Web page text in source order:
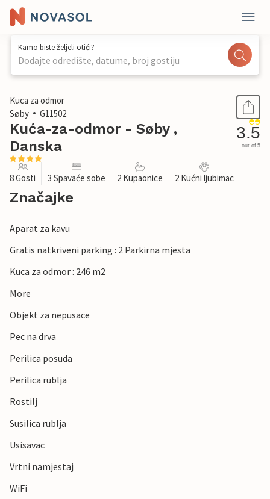
Kamo biste željeli otići?
Dodajte odredište, datume, broj gostiju
1 / 22
Kuca za odmor
Søby
G11502
Kuća-za-odmor - Søby ,
Danska
3.5
out of 5
8 Gosti 3 Spavaće sobe 2 Kupaonice 2 Kućni ljubimac
Značajke
Aparat za kavu
Gratis natkriveni parking : 2 Parkirna mjesta
Kuca za odmor : 246 m2
More
Objekt za nepusace
Pec na drva
Perilica posuda
Perilica rublja
Rostilj
Susilica rublja
Usisavac
Vrtni namjestaj
WiFi